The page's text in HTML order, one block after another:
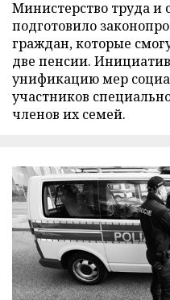
Министерство труда и
подготовило
граждан, которые
две пенсии.
унификацию мер
участников
членов их семей.